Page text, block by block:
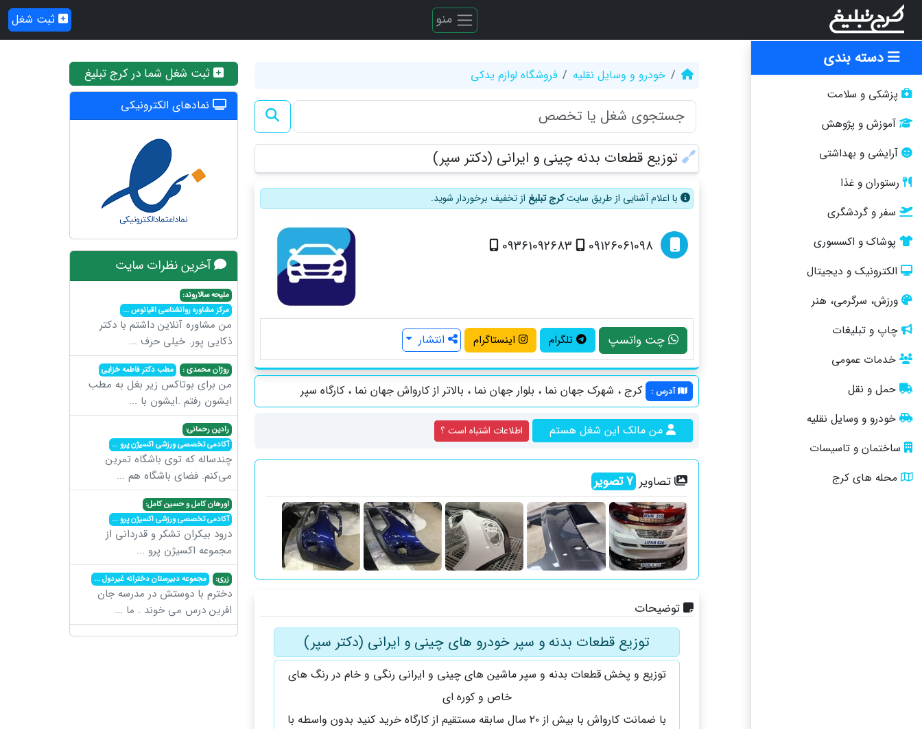
منو ثبت شغل
دسته بندی
پزشکی و سلامت
آموزش و پژوهش
آرایشی و بهداشتی
رستوران و غذا
سفر و گردشگری
پوشاک و اکسسوری
الکترونیک و دیجیتال
ورزش، سرگرمی، هنر
چاپ و تبلیغات
خدمات عمومی
حمل و نقل
خودرو و وسایل نقلیه
ساختمان و تاسیسات
محله های کرج
خودرو و وسایل نقلیه فروشگاه لوازم یدکی
توزیع قطعات بدنه چینی و ایرانی (دکتر سپر)
با اعلام آشنایی از طریق سایتکرج تبلیغ از تخفیف برخوردار شوید.
09126061098
09361092683
چت واتسپ تلگرام اینستاگرام انتشار
آدرس : کرج ، شهرک جهان نما ، بلوار جهان نما ، بالاتر از کارواش جهان نما ، کارگاه سپر
من مالک این شغل هستم اطلاعات اشتباه است ؟
تصاویر 7تصویر
توضیحات
توزیع قطعات بدنه و سپر خودرو های چینی و ایرانی (دکتر سپر)
توزیع و پخش قطعات بدنه و سپر ماشین های چینی و ایرانی رنگی و خام در رنگ های
خاص و کوره ای
با ضمانت کارواش با بیش از ۲۰ سال سابقه مستقیم از کارگاه خرید کنید بدون واسطه با
ثبت شغل شما در کرج تبلیغ
نمادهای الکترونیکی
آخرین نظرات سایت
ملیحه سالاروند:
مرکز مشاوره روانشناسی اقیانوس...
من مشاوره آنلاین داشتم با دکتر
ذکایی پور. خیلی حرف ...
روژان محمدی : مطب دکتر فاطمه خزایی
من برای بوتاکس زیر بغل به مطب
ایشون رفتم .ایشون با ...
رادین رحمانی:
آکادمی تخصصی ورزشی اکسیژن پرو...
چندساله که توی باشگاه تمرین
می‌کنم. فضای باشگاه هم ...
اورهان کامل و حسین کامل:
آکادمی تخصصی ورزشی اکسیژن پرو...
درود بیکران تشکر و قدردانی از
مجموعه اکسیژن پرو ...
زری: مجموعه دبیرستان دخترانه غیردول...
دخترم با دوستش در مدرسه جان
افرین درس می خوند . ما ...